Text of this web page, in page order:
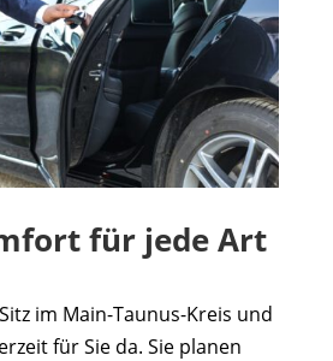
für jede Art
im Main-Taunus-Kreis und
für Sie da. Sie planen